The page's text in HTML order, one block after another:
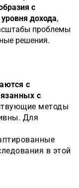
с
дохода,
проблемы
решения.
с
с
методы
Для
в этой